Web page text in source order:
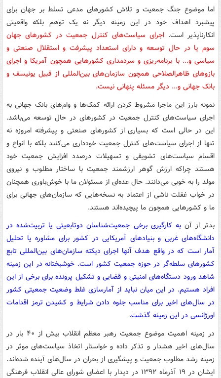
اما موضوع جنگ جمعیت و تلاش کشورهای مدعی تسلط بر جهان برای
پیشبرد اهداف خود در این زمینه دیگر نه یک توهم بلکه واقعیتی
انکارناپذیر است.اجرای سیاست‌های کنترل جمعیت در کشورهای جهان
سوم یا در حال توسعه و دارای استعداد پیشرفت و استقلال صنعتی و
سیاسی و... با برنامه‌ریزی و سردمداری کشورهایی همچون آمریکا و اجرای
بازوهای ظاهرالصلاحی همچون سازمان‌های بین‌المللی از قبیل یونیسف و
بانک جهانی و... دیگر مسئله پنهانی نیست.
نمونه بارز این ماجرا مشروط کردن ارائه کمک‌ها و وام‌های بانک جهانی به
اجرای سیاست‌های کنترل جمعیت در کشورهای در حال توسعه می‌باشد.
این در حالی است که بسیاری از کشورهای صنعتی و پیشرفته امروزه نه
تنها از اجرای سیاست‌های کنترل جمعیت خودداری می‌کنند بلکه با انواع و
اقسام سیاست‌های تشویقی و تسهیلات درصدد افزایش جمعیت خود
هستند چراکه ارزش گوهر ارزشمند جمعیت با ساختار مطلوب و نیروی
مولد را به خوبی می‌دانند. حال عده‌ای از مسئولان ما با خوش‌باوری همچنان
در خواب غفلت ناشی از اعتماد به نسخه‌هایی که سازمان‌های جهانی برای
ما و کشورهایی همچون ما پیچیده‌اند هستند.
بدتر از آنبه کارگیری برخی جمعیت‌شناسان دوتابعیتی یا تربیت‌شده در
دانشگاه‌های غربی و بنیادهای آمریکایی در کشور برای مشاوره یا تحلیل
آمار است که در واقع هدف آنها اجرای دیکته سازمان‌های بین‌المللی تابع
کشورهای سلطه‌گر در حوزه جمعیت کشور است. خوشبختانه در این زمینه
شاهد ورود دستگاه‌های امنیتی و قضایی و تشکیل پرونده برای برخی از این
افراد هستیم. در این میان نباید از آمارسازی غلط وضعیت جمعیتی کشور
در سال‌های اخیر برای مناسب جلوه دادن شرایط و کشیدن ترمز اقدامات
اورژانسی در این زمینه گذشت.
در زمینه اهمیت موضوع جمعیت رهبر معظم انقلاب بیش از ۴۰ بار در
سال‌های اخیر هشدار و تذکر داده و خواستار اتخاذ سیاست‌های موثر در
زمینه رشد مطلوب جمعیت و پیشگیری از بحران در سال‌های آینده شده‌اند.
ایشان در ۱۹ آذرماه ۱۳۹۲ در دیدار با اعضای شورای عالی انقلاب فرهنگی